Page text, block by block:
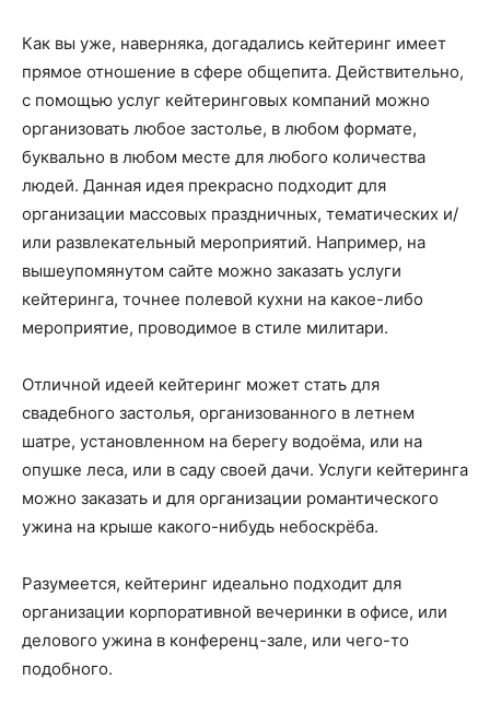
Как вы уже, наверняка, догадались кейтеринг имеет
прямое отношение в сфере общепита. Действительно,
с помощью услуг кейтеринговых компаний можно
организовать любое застолье, в любом формате,
буквально в любом месте для любого количества
людей. Данная идея прекрасно подходит для
организации массовых праздничных, тематических и/
или развлекательный мероприятий. Например, на
вышеупомянутом сайте можно заказать услуги
кейтеринга, точнее полевой кухни на какое-либо
мероприятие, проводимое в стиле милитари.
Отличной идеей кейтеринг может стать для
свадебного застолья, организованного в летнем
шатре, установленном на берегу водоёма, или на
опушке леса, или в саду своей дачи. Услуги кейтеринга
можно заказать и для организации романтического
ужина на крыше какого-нибудь небоскрёба.
Разумеется, кейтеринг идеально подходит для
организации корпоративной вечеринки в офисе, или
делового ужина в конференц-зале, или чего-то
подобного.